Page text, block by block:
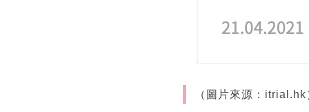
（圖片來源：itrial.hk